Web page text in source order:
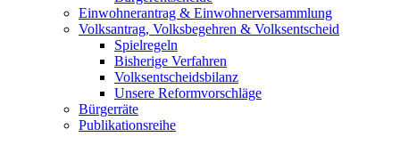
Einwohnerantrag & Einwohnerversammlung
Volksantrag, Volksbegehren & Volksentscheid
Spielregeln
Bisherige Verfahren
Volksentscheidsbilanz
Unsere Reformvorschläge
Bürgerräte
Publikationsreihe